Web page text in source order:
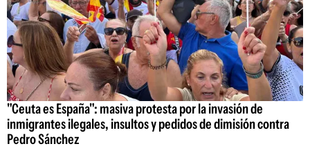
"Ceuta es España": masiva protesta por la invasión de
inmigrantes ilegales, insultos y pedidos de dimisión contra
Pedro Sánchez